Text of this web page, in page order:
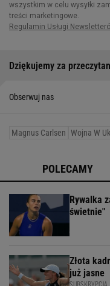
Dziękujemy za
Obserwuj nas
Magnus Carlsen Wojna W
POLECAMY
Rywalka
świetnie"
Złota
już jasne